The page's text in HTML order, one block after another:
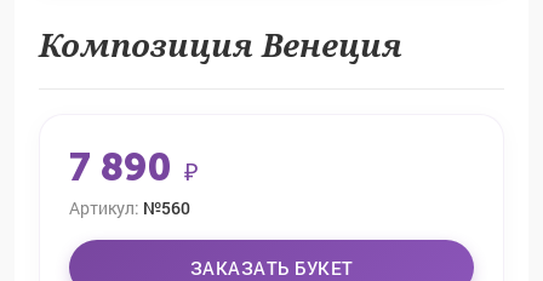
Композиция Венеция
7 890 ₽
Артикул: №560
ЗАКАЗАТЬ БУКЕТ